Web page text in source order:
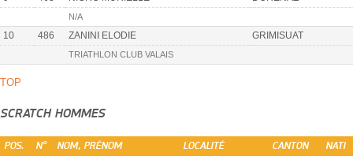
N/A
10 486 ZANINI ELODIE GRIMISUAT
TRIATHLON CLUB VALAIS
TOP
SCRATCH HOMMES
POS. N° NOM, PRÉNOM LOCALITÉ CANTON NATI